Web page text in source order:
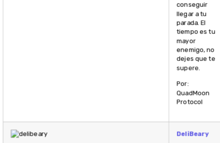
conseguir
llegar a tu
parada. El
tiempo es tu
mayor
enemigo, no
dejes que te
supere.
Por:
QuadMoon
Protocol
DeliBeary